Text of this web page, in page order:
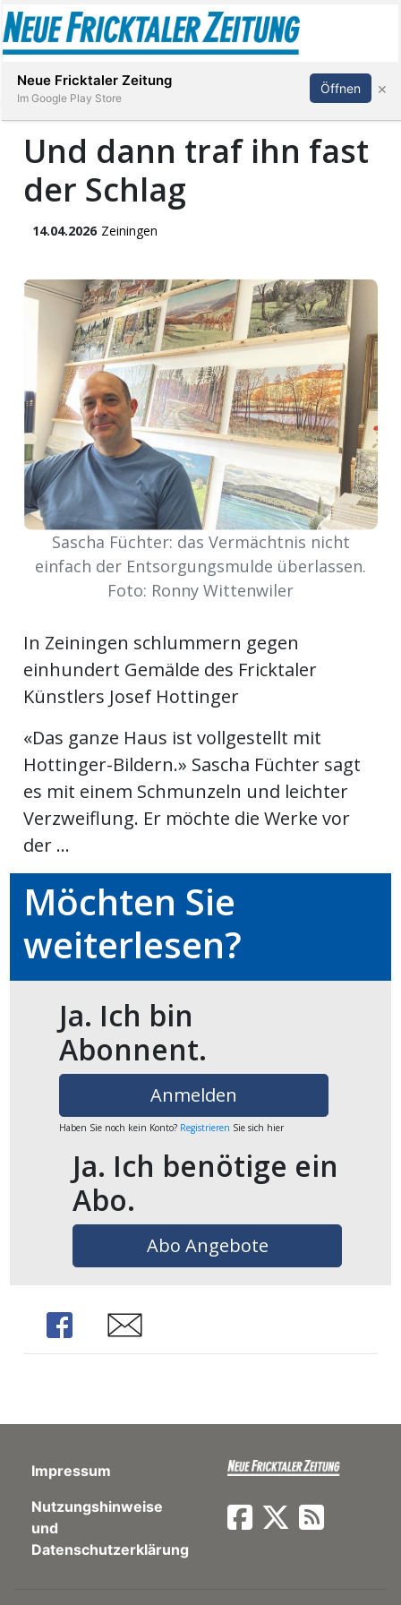
App
Abonnieren Anmelden
Und dann traf ihn fast
der Schlag
14.04.2026 Zeiningen
Sascha Füchter: das Vermächtnis nicht
einfach der Entsorgungsmulde überlassen.
Foto: Ronny Wittenwiler
In Zeiningen schlummern gegen
einhundert Gemälde des Fricktaler
Künstlers Josef Hottinger
«Das ganze Haus ist vollgestellt mit
Hottinger-Bildern.» Sascha Füchter sagt
es mit einem Schmunzeln und leichter
Verzweiflung. Er möchte die Werke vor
der ...
Möchten Sie
weiterlesen?
Ja. Ich bin
Abonnent.
Anmelden
Haben Sie noch kein Konto? Registrieren Sie sich hier
Ja. Ich benötige ein
Abo.
Abo Angebote
Share Share
Impressum
Nutzungshinweise
und
Datenschutzerklärung
Neue Fricktaler Zeitung
Im Google Play Store
Öffnen ×